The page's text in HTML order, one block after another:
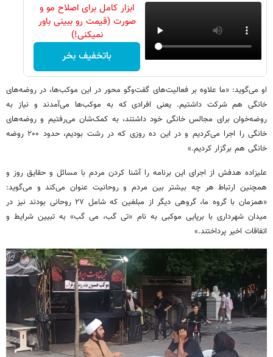
ابزار کامل برای اصلاح مو و
صورت (قیمت رو ببینی باور
نمیکنی!)
باتخفیف بخر
او می‌گوید: «ما علاوه بر فعالیت‌های گفت‌وگو محور در این موکب‌ها، در روضه‌های
خانگی هم شرکت داشتیم. یعنی افرادی که به موکب‌ها می‌آمدند و نیاز به
روضه‌خوان برای مجالس خانگی خود داشتند، به کمک‌شان می‌رفتیم و روضه‌های
خانگی را اجرا می‌کردیم و در این ده روزی که در رشت بودیم، حدود ۲۰۰ روضه
خانگی هم برگزار کردیم.»
علیزاده هدفش از اجرای این برنامه را آشنا کردن مردم با مسائل و حقایق روز و
همچنین ارتباط هر چه بیشتر بین مردم و روحانیت عنوان می‌کند و می‌گوید:
«همزمان با گروه ما، گروهی دیگر از مبلغین که شامل ۲۷ روحانی بودند نیز در
میدان شهرداری با برپایی موکبی به نام «تی گب، می گب» به تبیین شرایط و
اتفاقات اخیر پرداختند.»